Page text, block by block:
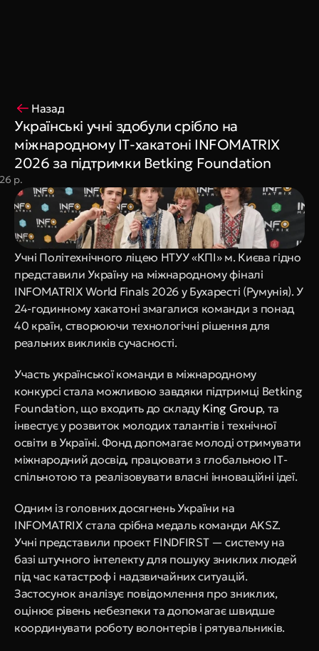
Назад
Українські учні здобули срібло на
міжнародному ІТ-хакатоні INFOMATRIX
2026 за підтримки Betking Foundation
р.
Учні Політехнічного ліцею НТУУ «КПІ» м. Києва гідно
представили Україну на міжнародному фіналі
INFOMATRIX World Finals 2026 у Бухаресті (Румунія). У
24-годинному хакатоні змагалися команди з понад
40 країн, створюючи технологічні рішення для
реальних викликів сучасності.
Участь української команди в міжнародному
конкурсі стала можливою завдяки підтримці Betking
Foundation, що входить до складу King Group, та
інвестує у розвиток молодих талантів і технічної
освіти в Україні. Фонд допомагає молоді отримувати
міжнародний досвід, працювати з глобальною ІТ-
спільнотою та реалізовувати власні інноваційні ідеї.
Одним із головних досягнень України на
INFOMATRIX стала срібна медаль команди AKSZ.
Учні представили проєкт FINDFIRST — систему на
базі штучного інтелекту для пошуку зниклих людей
під час катастроф і надзвичайних ситуацій.
Застосунок аналізує повідомлення про зниклих,
оцінює рівень небезпеки та допомагає швидше
координувати роботу волонтерів і рятувальників.